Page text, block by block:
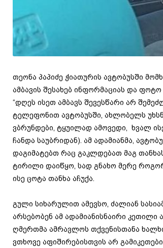
თეონა პაპიძე ჭიათურის ავტობუსში
ამბავის შესახებ ინფორმაციას და
“დღეს ისეთ ამბავს შევესწარი არ
ტელეფონით ავტობუსში, ახლობელს
ვბრუნდები, ტყუილად ამოვედი, ხვალ
ჩანდა საუბრიდან). ამ ადამიანმა,
დაგიმატებთ რაც გაკლდებათ მაგ
ტირილი დაიწყო, სად გნახო მერე
ისე ცოტა თანხა აჩუქა.
გული სიხარულით ამევსო, ძალიან
არსებობენ ამ ადამიანისნაირი
ღმერთმა ამრავლოს თქვენისთანა
ვთხოვე აფიშირებისთვის არ